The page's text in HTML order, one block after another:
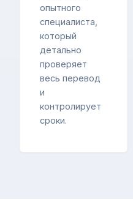
опытного
специалиста,
который
детально
проверяет
весь перевод
и
контролирует
сроки.